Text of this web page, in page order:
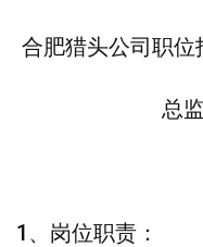
合肥猎头公司职
总
1、岗位职责：